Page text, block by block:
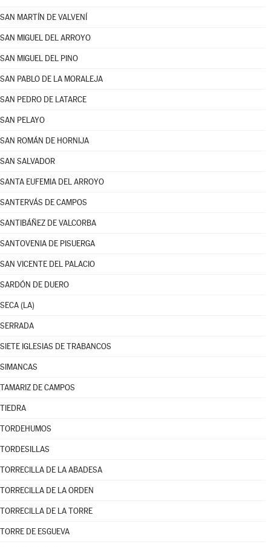
SAN MARTÍN DE VALVENÍ
SAN MIGUEL DEL ARROYO
SAN MIGUEL DEL PINO
SAN PABLO DE LA MORALEJA
SAN PEDRO DE LATARCE
SAN PELAYO
SAN ROMÁN DE HORNIJA
SAN SALVADOR
SANTA EUFEMIA DEL ARROYO
SANTERVÁS DE CAMPOS
SANTIBÁÑEZ DE VALCORBA
SANTOVENIA DE PISUERGA
SAN VICENTE DEL PALACIO
SARDÓN DE DUERO
SECA (LA)
SERRADA
SIETE IGLESIAS DE TRABANCOS
SIMANCAS
TAMARIZ DE CAMPOS
TIEDRA
TORDEHUMOS
TORDESILLAS
TORRECILLA DE LA ABADESA
TORRECILLA DE LA ORDEN
TORRECILLA DE LA TORRE
TORRE DE ESGUEVA